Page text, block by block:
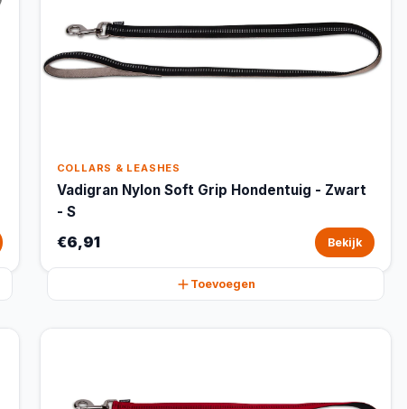
COLLARS & LEASHES
Vadigran Nylon Soft Grip Hondentuig - Zwart
- S
€6,91 Bekijk
Toevoegen